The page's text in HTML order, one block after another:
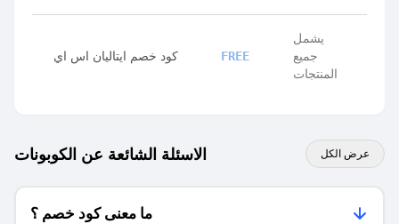
كود خصم ايتاليان اس اي FREE
يشمل
جميع
المنتجات
الاسئلة الشائعة عن الكوبونات عرض الكل
ما معنى كود خصم ؟